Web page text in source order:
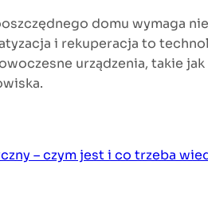
domu wymaga
i rekuperacja to
urządzenia, takie
– czym jest i co trzeba